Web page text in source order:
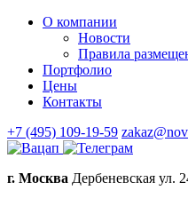
О компании
Новости
Правила
Портфолио
Цены
Контакты
+7 (495) 109-19-59
г. Москва Дербеневская ул.